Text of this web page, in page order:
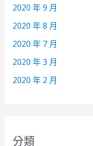
2020 年 9 月
2020 年 8 月
2020 年 7 月
2020 年 3 月
2020 年 2 月
分類